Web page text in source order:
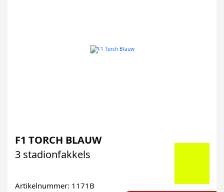
F1 TORCH BLAUW
3 stadionfakkels
Artikelnummer: 1171B